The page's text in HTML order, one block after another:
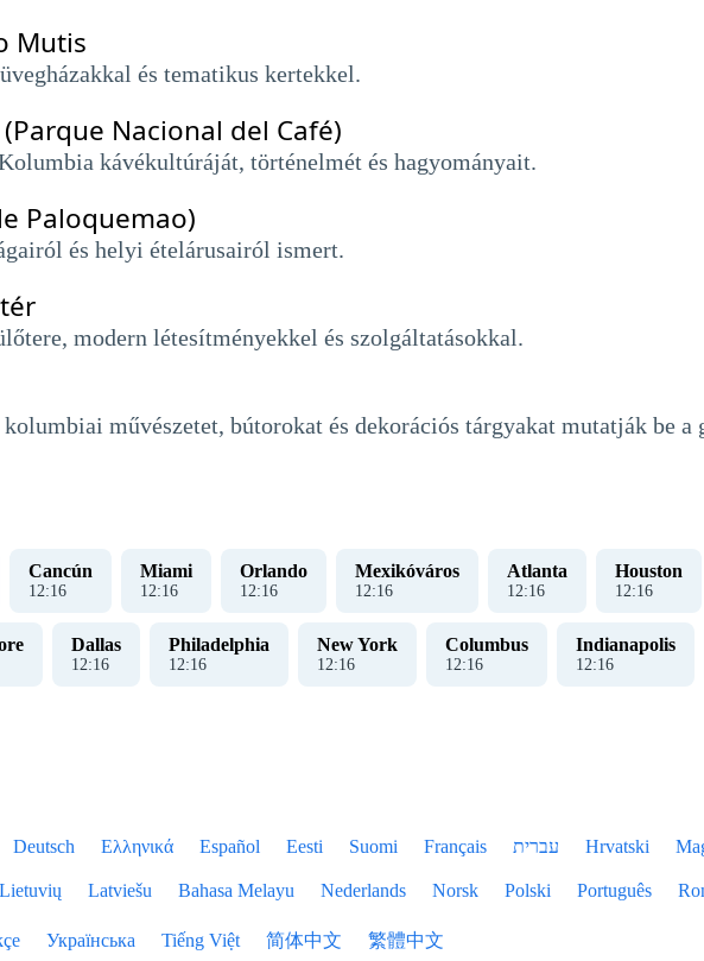
Mutis
és tematikus kertekkel.
Nacional del Café)
kávékultúráját, történelmét és hagyományait.
Paloquemao)
és helyi ételárusairól ismert.
modern létesítményekkel és szolgáltatásokkal.
művészetet, bútorokat és dekorációs tárgyakat mutatják be a
Cancún
12:17
Miami
12:17
Orlando
12:17
Mexikóváros
12:17
Atlanta
12:17
Houston
12:17
Dallas
12:17
Philadelphia
12:17
New York
12:17
Columbus
12:17
Indianapolis
12:17
Deutsch Ελληνικά Español Eesti Suomi Français עברית Hrvatski
Lietuvių Latviešu Bahasa Melayu Nederlands Norsk Polski Português
Українська Tiếng Việt 简体中文 繁體中文